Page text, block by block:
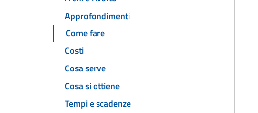
Approfondimenti
Come fare
Costi
Cosa serve
Cosa si ottiene
Tempi e scadenze